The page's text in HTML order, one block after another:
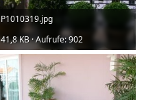
P1010319.jpg
41,8 KB · Aufrufe: 902